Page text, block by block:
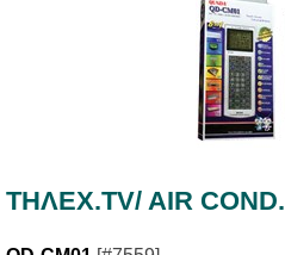
ΤΗΛΕΧ.ΤV/ AIR COND.